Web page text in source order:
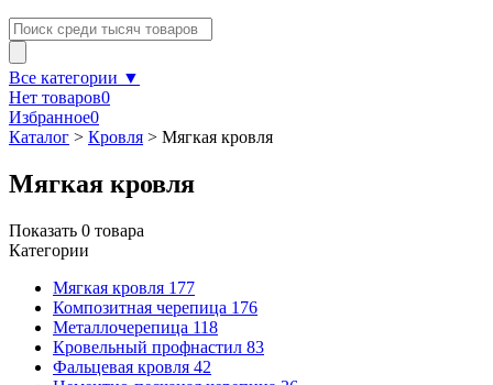
Все категории ▼
Нет товаров0
Избранное0
Каталог > Кровля > Мягкая кровля
Мягкая кровля
Показать 0 товара
Категории
Мягкая кровля 177
Композитная черепица 176
Металлочерепица 118
Кровельный профнастил 83
Фальцевая кровля 42